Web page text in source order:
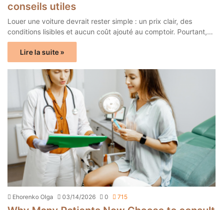
conseils utiles
Louer une voiture devrait rester simple : un prix clair, des
conditions lisibles et aucun coût ajouté au comptoir. Pourtant,…
Lire la suite »
Ehorenko Olga 03/14/2026 0 715